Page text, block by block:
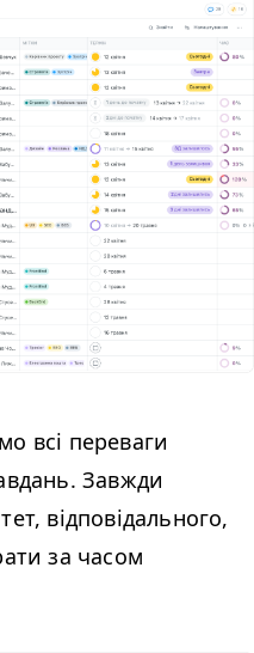
всі переваги
Завжди
відповідального,
за часом